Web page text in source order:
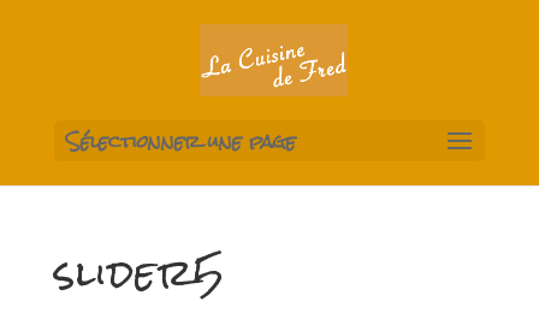
Sélectionner une page
slider5